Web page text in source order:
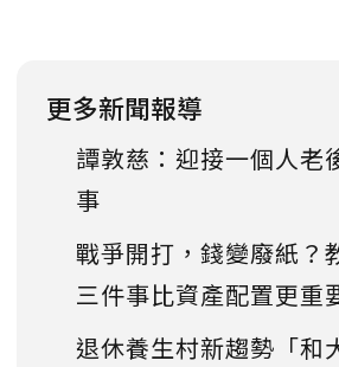
更多新聞報導
譚敦慈：迎接一個人老
事
戰爭開打，錢變廢紙？
三件事比資產配置更重
退休養生村新趨勢「和